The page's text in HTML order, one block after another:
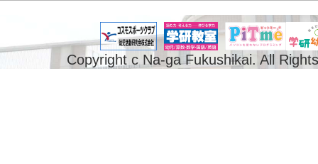
Copyright c Na-ga Fukushikai. All